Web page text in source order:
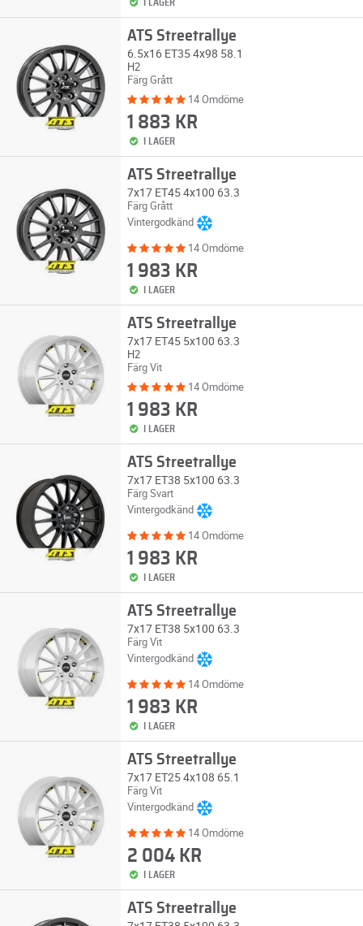
I LAGER
ATS Streetrallye
6.5x16 ET35 4x98 58.1
H2
Färg Grått
14 Omdöme
1 883 KR
I LAGER
ATS Streetrallye
7x17 ET45 4x100 63.3
Färg Grått
Vintergodkänd
14 Omdöme
1 983 KR
I LAGER
ATS Streetrallye
7x17 ET45 5x100 63.3
H2
Färg Vit
14 Omdöme
1 983 KR
I LAGER
ATS Streetrallye
7x17 ET38 5x100 63.3
Färg Svart
Vintergodkänd
14 Omdöme
1 983 KR
I LAGER
ATS Streetrallye
7x17 ET38 5x100 63.3
Färg Vit
Vintergodkänd
14 Omdöme
1 983 KR
I LAGER
ATS Streetrallye
7x17 ET25 4x108 65.1
Färg Vit
Vintergodkänd
14 Omdöme
2 004 KR
I LAGER
ATS Streetrallye